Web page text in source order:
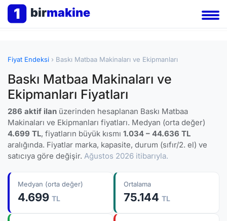
1 birmakine
Fiyat Endeksi › Baskı Matbaa Makinaları ve Ekipmanları
Baskı Matbaa Makinaları ve
Ekipmanları Fiyatları
286 aktif ilan üzerinden hesaplanan Baskı Matbaa
Makinaları ve Ekipmanları fiyatları. Medyan (orta değer)
4.699 TL, fiyatların büyük kısmı 1.034 – 44.636 TL
aralığında. Fiyatlar marka, kapasite, durum (sıfır/2. el) ve
satıcıya göre değişir. Ağustos 2026 itibarıyla.
Medyan (orta değer)
4.699 TL
Ortalama
75.144 TL